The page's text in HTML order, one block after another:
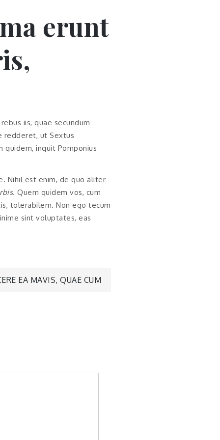
erunt
iis, quae secundum
redderet, ut Sextus
quidem, inquit Pomponius
Nihil est enim, de quo aliter
Quem quidem vos, cum
tolerabilem. Non ego tecum
sint voluptates, eas
EA MAVIS, QUAE CUM